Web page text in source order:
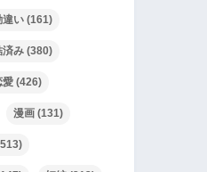
違い (161)
済み (380)
愛 (426)
漫画 (131)